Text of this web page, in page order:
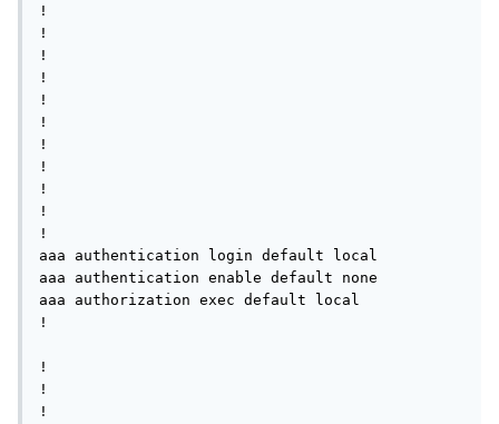
!
!
!
!
!
!
!
!
!
!
!
aaa authentication login default local
aaa authentication enable default none
aaa authorization exec default local
!
!
!
!